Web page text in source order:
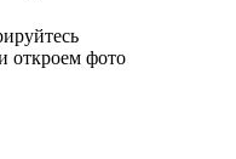
откроем фото